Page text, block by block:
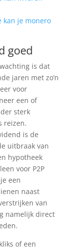
kan je monero
goed
is dat
jaren met zo’n
voor
een of
sterk
reizen.
is de
uitbraak van
hypotheek
voor P2P
een
naast
van
namelijk direct
of een